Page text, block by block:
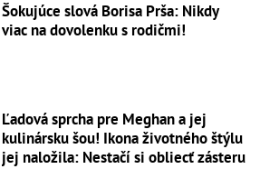
Šokujúce slová Borisa Prša: Nikdy
viac na dovolenku s rodičmi!
Ľadová sprcha pre Meghan a jej
kulinársku šou! Ikona životného štýlu
jej naložila: Nestačí si obliecť zásteru